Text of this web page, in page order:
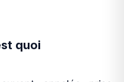
quoi